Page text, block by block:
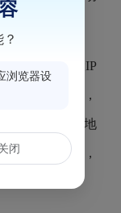
来A股最大IP
新研发阶段，
功招商引资落地
力资格审批，
浏览器设
闭